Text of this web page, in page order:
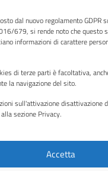
dal nuovo regolamento GDPR
679, si rende noto che questo
informazioni di carattere
di terze parti è facoltativa,
la navigazione del sito.
sull'attivazione disattivazione
sezione Privacy.
Accetta
del sito
Instagram